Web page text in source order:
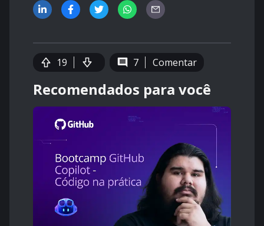
19 7 Comentar
Recomendados para você